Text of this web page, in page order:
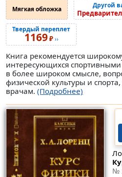
Мягкая обложка Другой
Твердый переплет
1169₽››
Книга рекомендуется
интересующихся
в более широком смысле,
физической культуры и
врачам. (Подробнее)
№